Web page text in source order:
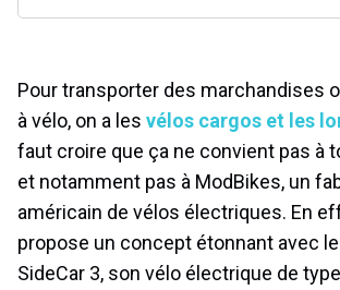
Pour transporter des marchandises
à vélo, on a les vélos cargos et les
faut croire que ça ne convient pas à
et notamment pas à ModBikes, un
américain de vélos électriques. En
propose un concept étonnant avec
SideCar 3, son vélo électrique de